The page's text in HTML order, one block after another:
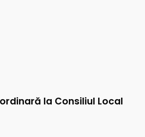
la Consiliul Local